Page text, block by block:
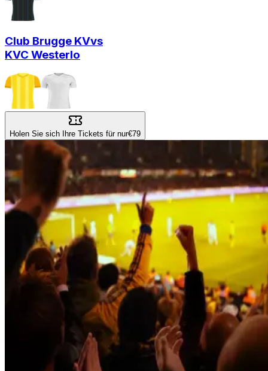
Club Brugge KVvs
KVC Westerlo
Holen Sie sich Ihre Tickets für nur€79